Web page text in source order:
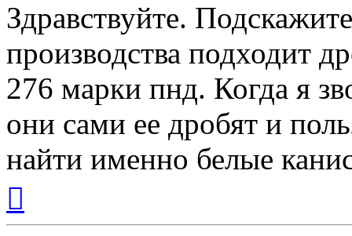
Здравствуйте.
производства подходит
276 марки пнд. Когда я
они сами ее дробят и
найти именно белые
началу